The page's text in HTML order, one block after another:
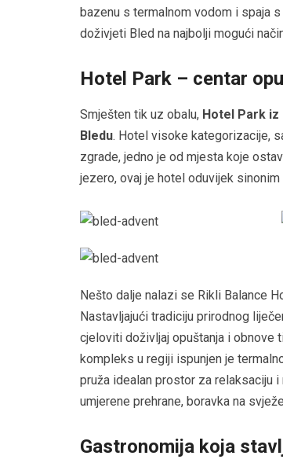
bazenu s termalnom vodom i spaja
doživjeti Bled na najbolji mogući
Hotel Park – centar
Smješten tik uz obalu, Hotel Park
Bledu. Hotel visoke kategorizacije,
zgrade, jedno je od mjesta koje
jezero, ovaj je hotel oduvijek
Nešto dalje nalazi se Rikli Balance
Nastavljajući tradiciju prirodnog
cjeloviti doživljaj opuštanja i obnove
kompleks u regiji ispunjen je
pruža idealan prostor za relaksaciju
umjerene prehrane, boravka na
Gastronomija koja